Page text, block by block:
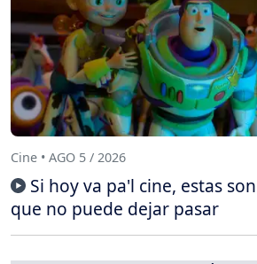
Cine • AGO 5 / 2026
Si hoy va pa'l cine, estas
que no puede dejar pasar